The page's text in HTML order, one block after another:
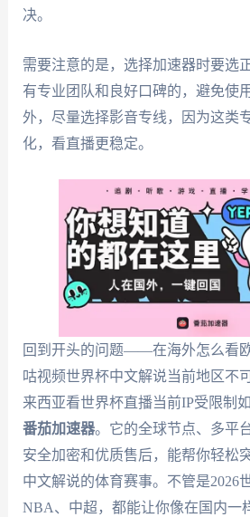
决。
需要注意的是，选择加速器时要选
有专业团队和良好口碑的，避免使
外，尽量选择影音专线，因为这类
化，看直播更稳定。
回到开头的问题——在海外怎么看
咕视频世界杯中文解说当前地区不
来西亚看世界杯直播当前IP受限制
番茄加速器。它的全球节点、多平
安全加密和优质售后，能帮你轻松
中文解说的体育赛事。不管是2026
NBA、中超，都能让你像在国内一